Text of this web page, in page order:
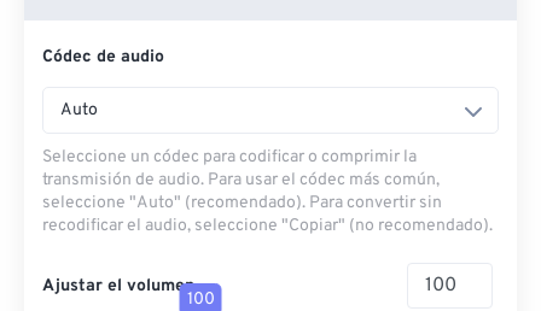
Desde URL
Códec de audio
Auto
Seleccione un códec para codificar o comprimir la
transmisión de audio. Para usar el códec más común,
seleccione "Auto" (recomendado). Para convertir sin
recodificar el audio, seleccione "Copiar" (no recomendado).
Ajustar el volumen
100